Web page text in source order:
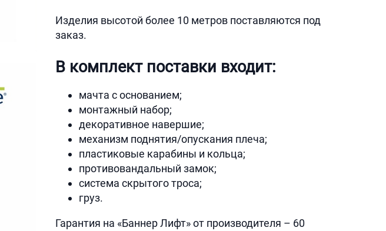
Изделия высотой более 10 метров поставляются под
заказ.
В комплект поставки входит:
мачта с основанием;
монтажный набор;
декоративное навершие;
механизм поднятия/опускания плеча;
пластиковые карабины и кольца;
противовандальный замок;
система скрытого троса;
груз.
Гарантия на «Баннер Лифт» от производителя – 60